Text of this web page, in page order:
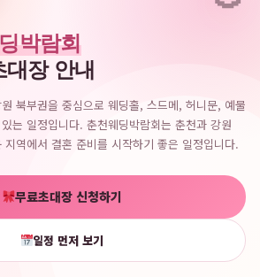
박람회
장 안내
원 북부권을 중심으로 웨딩홀, 스드메, 허니문, 예물
는 일정입니다. 춘천웨딩박람회는 춘천과 강원
역에서 결혼 준비를 시작하기 좋은 일정입니다.
무료초대장 신청하기
일정 먼저 보기